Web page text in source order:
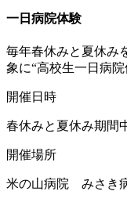
一日病院体験
毎年春休みと夏休み
象に“高校生一日病院
開催日時
春休みと夏休み期間
開催場所
米の山病院 みさき